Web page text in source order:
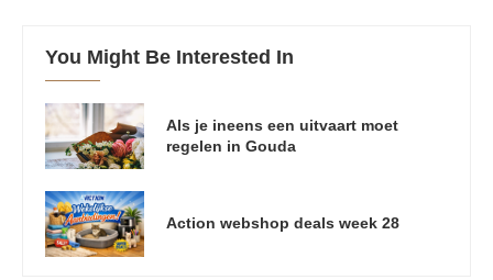
You Might Be Interested In
Als je ineens een uitvaart moet
regelen in Gouda
Action webshop deals week 28